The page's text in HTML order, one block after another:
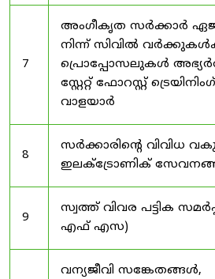
7
അംഗീകൃത സർക്കാർ
നിന്ന് സിവിൽ
പ്രൊപ്പോസലുകൾ
സ്റ്റേറ്റ് ഫോറസ്റ്റ് ട്രെയിനിംഗ്
വാളയാർ
8
സർക്കാരിന്റെ വിവിധ
ഇലക്ട്രോണിക്
9
സ്വത്ത് വിവര പട്ടിക
എഫ് എസ)
വന്യജീവി സങ്കേതങ്ങൾ,